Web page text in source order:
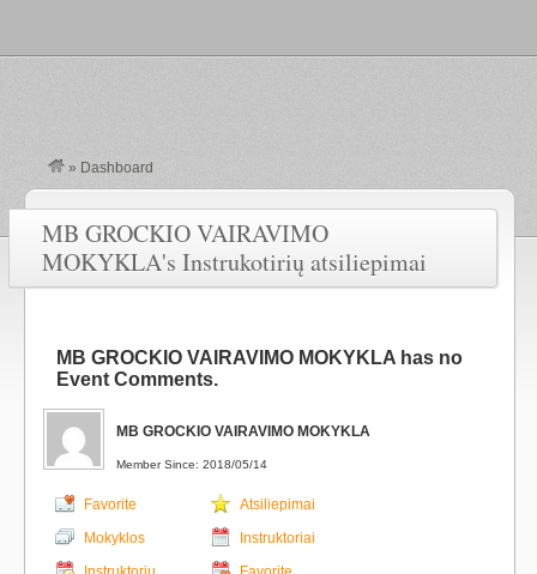
» Dashboard
MB GROCKIO VAIRAVIMO
MOKYKLA's Instrukotirių atsiliepimai
MB GROCKIO VAIRAVIMO MOKYKLA has no
Event Comments.
MB GROCKIO VAIRAVIMO MOKYKLA
Member Since: 2018/05/14
Favorite
Atsiliepimai
Mokyklos
Instruktoriai